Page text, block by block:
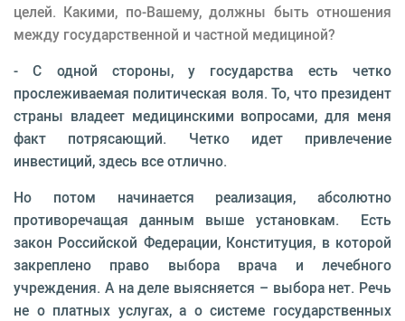
целей. Какими, по-Вашему, должны быть отношения
между государственной и частной медициной?
- С одной стороны, у государства есть четко
прослеживаемая политическая воля. То, что президент
страны владеет медицинскими вопросами, для меня
факт потрясающий. Четко идет привлечение
инвестиций, здесь все отлично.
Но потом начинается реализация, абсолютно
противоречащая данным выше установкам. Есть
закон Российской Федерации, Конституция, в которой
закреплено право выбора врача и лечебного
учреждения. А на деле выясняется – выбора нет. Речь
не о платных услугах, а о системе государственных